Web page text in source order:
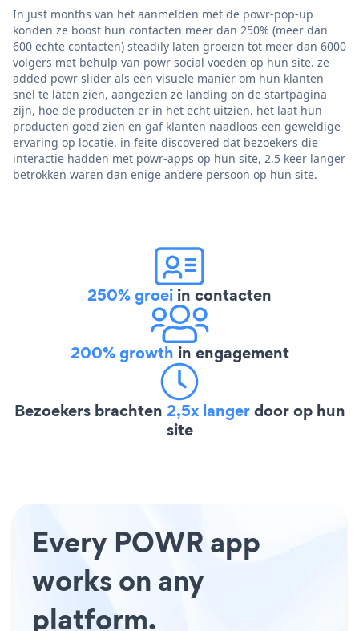
In just months van het aanmelden met de powr-pop-up
konden ze boost hun contacten meer dan 250% (meer dan
600 echte contacten) steadily laten groeien tot meer dan 6000
volgers met behulp van powr social voeden op hun site. ze
added powr slider als een visuele manier om hun klanten
snel te laten zien, aangezien ze landing on de startpagina
zijn, hoe de producten er in het echt uitzien. het laat hun
producten goed zien en gaf klanten naadloos een geweldige
ervaring op locatie. in feite discovered dat bezoekers die
interactie hadden met powr-apps op hun site, 2,5 keer langer
betrokken waren dan enige andere persoon op hun site.
250% groei in contacten
200% growth in engagement
Bezoekers brachten 2,5x langerdoor op hun
site
Every POWR app
works on any
platform.